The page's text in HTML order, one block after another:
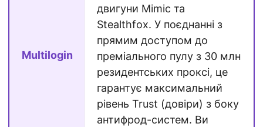
Multilogin
двигуни Mimic та
Stealthfox. У поєднанні з
прямим доступом до
преміального пулу з 30 млн
резидентських проксі, це
гарантує максимальний
рівень Trust (довіри) з боку
антифрод-систем. Ви